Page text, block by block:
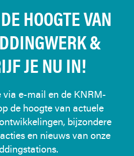
HOOGTE VAN
&
JE NU IN!
via e-mail en de KNRM-
de hoogte van actuele
bijzondere
en nieuws van onze